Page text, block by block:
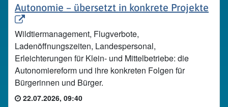
Autonomie – übersetzt in konkrete Projekte
Wildtiermanagement, Flugverbote,
Ladenöffnungszeiten, Landespersonal,
Erleichterungen für Klein- und Mittelbetriebe: die
Autonomiereform und ihre konkreten Folgen für
Bürgerinnen und Bürger.
22.07.2026, 09:40